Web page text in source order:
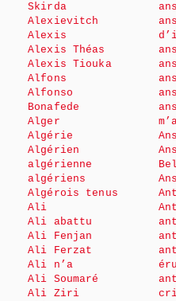
Skirda
Alexievitch
Alexis
Alexis Théas
Alexis Tiouka
Alfons
Alfonso
Bonafede
Alger
Algérie
Algérien
algérienne
algériens
Algérois tenus
Ali
Ali abattu
Ali Fenjan
Ali Ferzat
Ali n’a
Ali Soumaré
Ali Ziri
ans
Ant